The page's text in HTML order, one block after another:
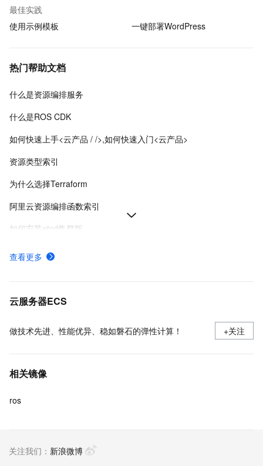
最佳实践
使用示例模板
一键部署WordPress
热门帮助文档
什么是资源编排服务
什么是ROS CDK
如何快速上手<云产品 / />,如何快速入门<云产品>
资源类型索引
为什么选择Terraform
阿里云资源编排函数索引
如何安装etcd集群版
资源编排各地域的服务接入点-资源编排-阿里云
什么是模板结构
查看更多
云服务器ECS
做技术先进、性能优异、稳如磐石的弹性计算！ +关注
相关镜像
ros
关注我们： 新浪微博